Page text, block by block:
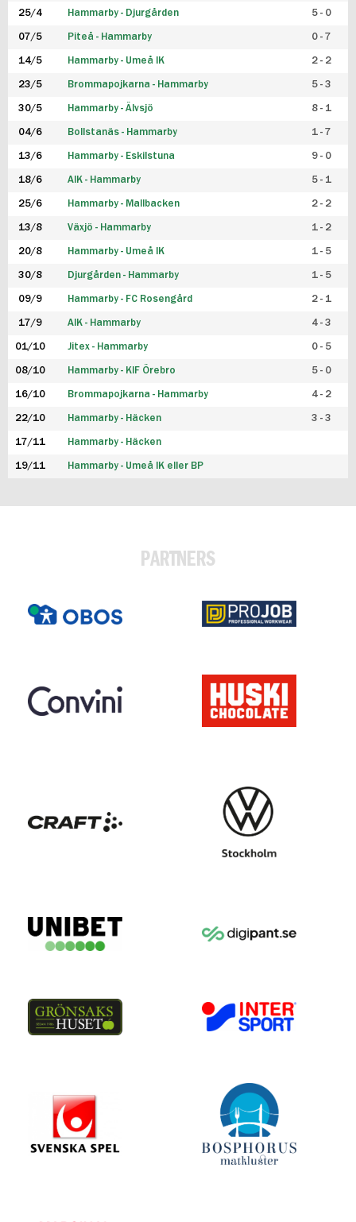
25/4 Hammarby - Djurgården 5 - 0
07/5 Piteå - Hammarby 0 - 7
14/5 Hammarby - Umeå IK 2 - 2
23/5 Brommapojkarna - Hammarby 5 - 3
30/5 Hammarby - Älvsjö 8 - 1
04/6 Bollstanäs - Hammarby 1 - 7
13/6 Hammarby - Eskilstuna 9 - 0
18/6 AIK - Hammarby 5 - 1
25/6 Hammarby - Mallbacken 2 - 2
13/8 Växjö - Hammarby 1 - 2
20/8 Hammarby - Umeå IK 1 - 5
30/8 Djurgården - Hammarby 1 - 5
09/9 Hammarby - FC Rosengård 2 - 1
17/9 AIK - Hammarby 4 - 3
01/10 Jitex - Hammarby 0 - 5
08/10 Hammarby - KIF Örebro 5 - 0
16/10 Brommapojkarna - Hammarby 4 - 2
22/10 Hammarby - Häcken 3 - 3
17/11 Hammarby - Häcken
19/11 Hammarby - Umeå IK eller BP
PARTNERS